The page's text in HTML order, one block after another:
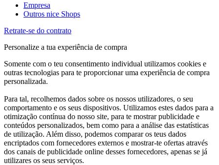
Empresa
Outros nice Shops
Retrate-se do contrato
Personalize a tua experiência de compra
Somente com o teu consentimento individual utilizamos cookies e
outras tecnologias para te proporcionar uma experiência de compra
personalizada.
Para tal, recolhemos dados sobre os nossos utilizadores, o seu
comportamento e os seus dispositivos. Utilizamos estes dados para a
otimização contínua do nosso site, para te mostrar publicidade e
conteúdos personalizados, bem como para a análise das estatísticas
de utilização. Além disso, podemos comparar os teus dados
encriptados com fornecedores externos e mostrar-te ofertas através
dos canais de publicidade online desses fornecedores, apenas se já
utilizares os seus serviços.